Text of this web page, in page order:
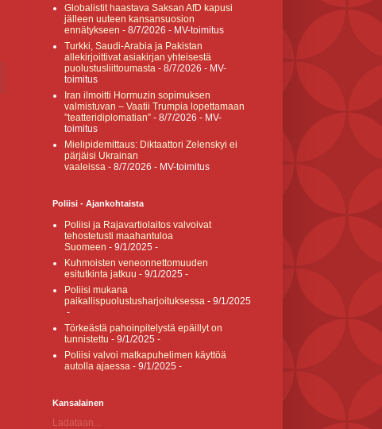
Globalistit haastava Saksan AfD kapusi
jälleen uuteen kansansuosion
ennätykseen - 8/7/2026 - MV-toimitus
Turkki, Saudi-Arabia ja Pakistan
allekirjoittivat asiakirjan yhteisestä
puolustusliittoumasta - 8/7/2026 - MV-
toimitus
Iran ilmoitti Hormuzin sopimuksen
valmistuvan – Vaatii Trumpia lopettamaan
”teatteridiplomatian” - 8/7/2026 - MV-
toimitus
Mielipidemittaus: Diktaattori Zelenskyi ei
pärjäisi Ukrainan
vaaleissa - 8/7/2026 - MV-toimitus
Poliisi - Ajankohtaista
Poliisi ja Rajavartiolaitos valvoivat
tehostetusti maahantuloa
Suomeen - 9/1/2025 -
Kuhmoisten veneonnettomuuden
esitutkinta jatkuu - 9/1/2025 -
Poliisi mukana
paikallispuolustusharjoituksessa - 9/1/2025
-
Törkeästä pahoinpitelystä epäillyt on
tunnistettu - 9/1/2025 -
Poliisi valvoi matkapuhelimen käyttöä
autolla ajaessa - 9/1/2025 -
Kansalainen
Ladataan...